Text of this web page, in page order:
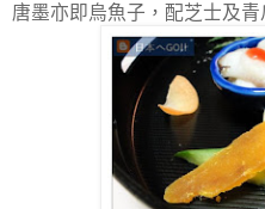
唐墨亦即烏魚子，配芝士及青